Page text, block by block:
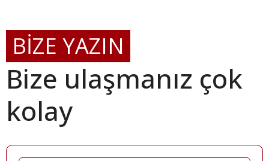
BİZE YAZIN
Bize ulaşmanız çok
kolay